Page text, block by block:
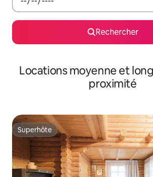
Rechercher
Locations moyenne et
proximité
Superhôte
Superhôte